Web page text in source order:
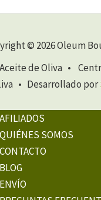
© 2026 Oleum
de Oliva •
• Desarrollado por
AFILIADOS
QUIÉNES SOMOS
CONTACTO
BLOG
ENVÍO